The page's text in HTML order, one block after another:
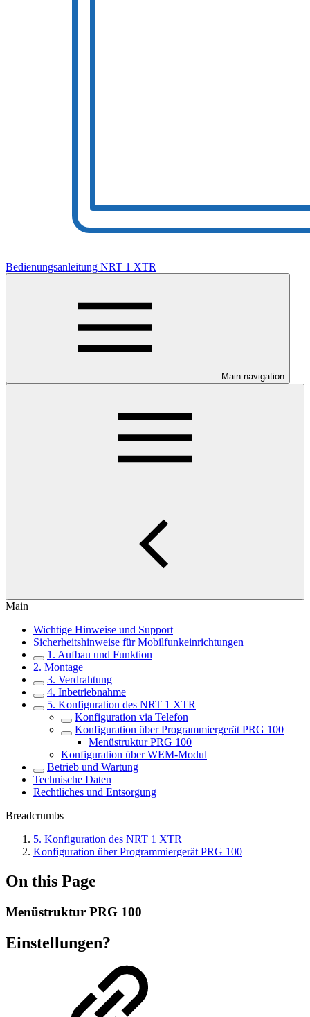
Bedienungsanleitung NRT 1 XTR
Main navigation
Main
Wichtige Hinweise und Support
Sicherheitshinweise für Mobilfunkeinrichtungen
1. Aufbau und Funktion
2. Montage
3. Verdrahtung
4. Inbetriebnahme
5. Konfiguration des NRT 1 XTR
Konfiguration via Telefon
Konfiguration über Programmiergerät PRG 100
Menüstruktur PRG 100
Konfiguration über WEM-Modul
Betrieb und Wartung
Technische Daten
Rechtliches und Entsorgung
Breadcrumbs
5. Konfiguration des NRT 1 XTR
Konfiguration über Programmiergerät PRG 100
On this Page
Menüstruktur PRG 100
Einstellungen?